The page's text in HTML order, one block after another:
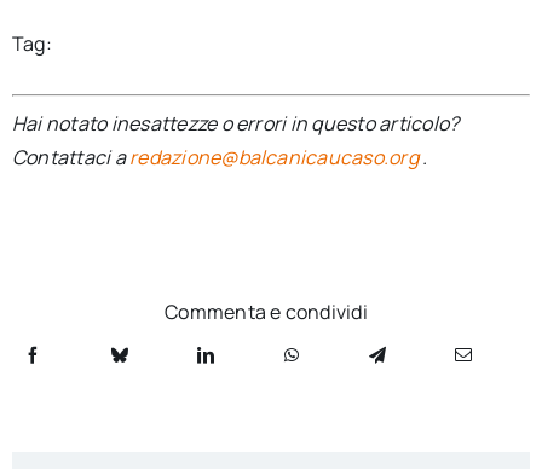
Tag:
Hai notato inesattezze o errori in questo articolo?
Contattaci aredazione@balcanicaucaso.org.
Commenta e condividi